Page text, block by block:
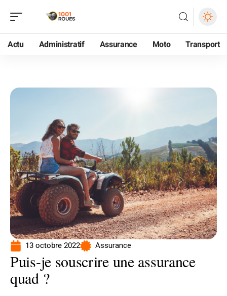
Actu Administratif Assurance Moto Transport
13 octobre 2022 Assurance
Puis-je souscrire une assurance
quad ?